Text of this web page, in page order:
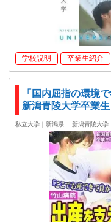
学校説明 卒業生紹介
「国内屈指の環境
新潟青陵大学卒業生
私立大学｜新潟県 新潟青陵大学